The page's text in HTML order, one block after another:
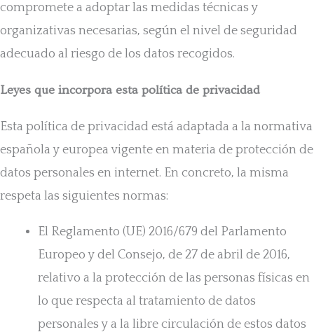
compromete a adoptar las medidas técnicas y
organizativas necesarias, según el nivel de seguridad
adecuado al riesgo de los datos recogidos.
Leyes que incorpora esta política de privacidad
Esta política de privacidad está adaptada a la normativa
española y europea vigente en materia de protección de
datos personales en internet. En concreto, la misma
respeta las siguientes normas:
El Reglamento (UE) 2016/679 del Parlamento
Europeo y del Consejo, de 27 de abril de 2016,
relativo a la protección de las personas físicas en
lo que respecta al tratamiento de datos
personales y a la libre circulación de estos datos